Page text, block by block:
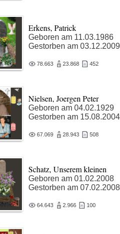
Erkens, Patrick
Geboren am 11.03.1986
Gestorben am 03.12.2009
78.663 23.868 452
Nielsen, Joergen Peter
Geboren am 04.02.1929
Gestorben am 15.08.2004
67.069 28.943 508
Schatz, Unserem kleinen
Geboren am 01.02.2008
Gestorben am 07.02.2008
64.643 2.966 100